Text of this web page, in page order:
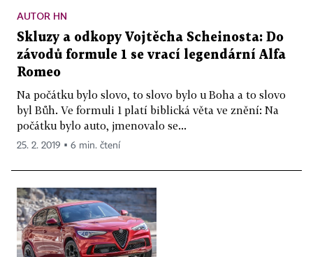
AUTOR HN
Skluzy a odkopy Vojtěcha Scheinosta: Do
závodů formule 1 se vrací legendární Alfa
Romeo
Na počátku bylo slovo, to slovo bylo u Boha a to slovo
byl Bůh. Ve formuli 1 platí biblická věta ve znění: Na
počátku bylo auto, jmenovalo se...
25. 2. 2019 ▪ 6 min. čtení